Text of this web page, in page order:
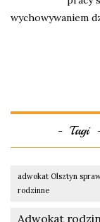
wychowywaniem
Tagi
adwokat Olsztyn
rodzinne
Adwokat